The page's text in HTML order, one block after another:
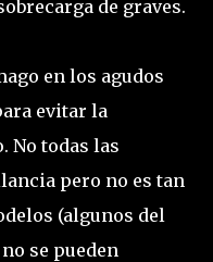
de graves.
en los agudos
evitar la
No todas las
pero no es tan
(algunos del
se pueden